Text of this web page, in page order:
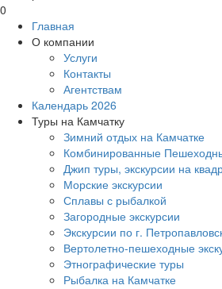
0
Главная
О компании
Услуги
Контакты
Агентствам
Календарь 2026
Туры на Камчатку
Зимний отдых на Камчатке
Комбинированные
Джип туры, экскурсии на
Морские экскурсии
Сплавы с рыбалкой
Загородные экскурсии
Экскурсии по г.
Вертолетно-пешеходные
Этнографические туры
Рыбалка на Камчатке